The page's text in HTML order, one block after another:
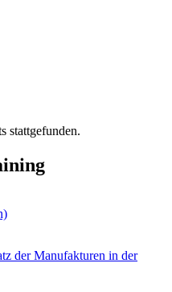
stattgefunden.
der Manufakturen in der